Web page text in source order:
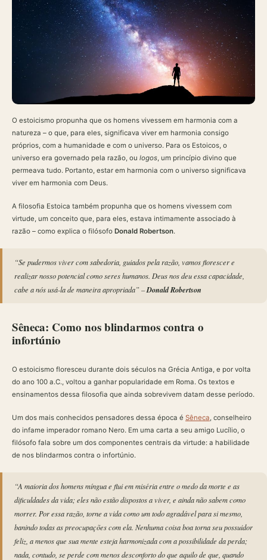
O estoicismo propunha que os homens vivessem em harmonia com a
natureza – o que, para eles, significava viver em harmonia consigo
próprios, com a humanidade e com o universo. Para os Estoicos, o
universo era governado pela razão, ou logos, um princípio divino que
permeava tudo. Portanto, estar em harmonia com o universo significava
viver em harmonia com Deus.
A filosofia Estoica também propunha que os homens vivessem com
virtude, um conceito que, para eles, estava intimamente associado à
razão – como explica o filósofo Donald Robertson.
“Se pudermos viver com sabedoria, guiados pela razão, vamos florescer e
realizar nosso potencial como seres humanos. Deus nos deu essa capacidade,
cabe a nós usá-la de maneira apropriada” –Donald Robertson
Sêneca: Como nos blindarmos contra o
infortúnio
O estoicismo floresceu durante dois séculos na Grécia Antiga, e por volta
do ano 100 a.C., voltou a ganhar popularidade em Roma. Os textos e
ensinamentos dessa filosofia que ainda sobrevivem datam desse período.
Um dos mais conhecidos pensadores dessa época é Sêneca , conselheiro
do infame imperador romano Nero. Em uma carta a seu amigo Lucílio, o
filósofo fala sobre um dos componentes centrais da virtude: a habilidade
de nos blindarmos contra o infortúnio.
“A maioria dos homens míngua e flui em miséria entre o medo da morte e as
dificuldades da vida; eles não estão dispostos a viver, e ainda não sabem como
morrer. Por essa razão, torne a vida como um todo agradável para si mesmo,
banindo todas as preocupações com ela. Nenhuma coisa boa torna seu possuidor
feliz, a menos que sua mente esteja harmonizada com a possibilidade da perda;
nada, contudo, se perde com menos desconforto do que aquilo de que, quando